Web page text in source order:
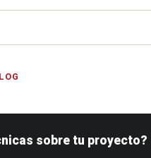
sobre tu proyecto?